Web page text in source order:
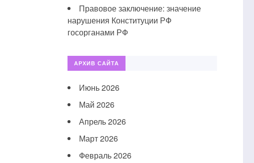
Правовое заключение: значение
нарушения Конституции РФ
госорганами РФ
АРХИВ САЙТА
Июнь 2026
Май 2026
Апрель 2026
Март 2026
Февраль 2026